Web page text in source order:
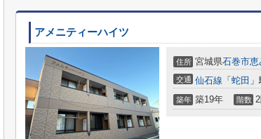
アメニティーハイツ
住所 宮城県石巻市恵
交通 仙石線 「 蛇田
築年 築19年 階数